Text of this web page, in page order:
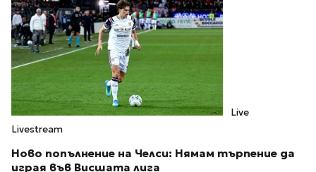
Live
Livestream
Ново попълнение на Челси: Нямам търпение да
играя във Висшата лига